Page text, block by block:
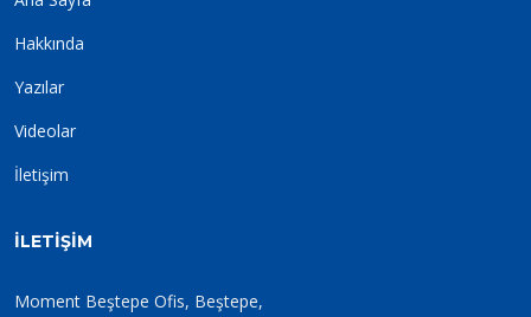
Hakkında
Yazılar
Videolar
İletişim
İLETIŞIM
Moment Beştepe Ofis, Beştepe,